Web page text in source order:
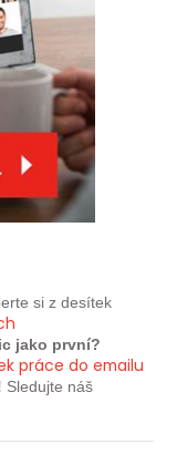
si z desítek
jako první?
práce do emailu
Sledujte náš